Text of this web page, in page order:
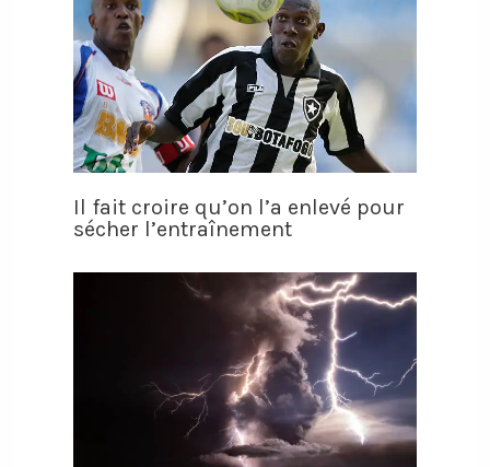
Il fait croire qu’on l’a enlevé pour
sécher l’entraînement